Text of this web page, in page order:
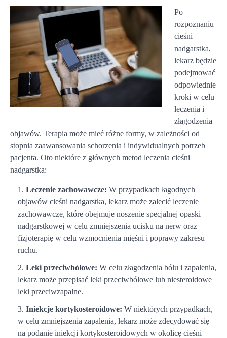
Po
rozpoznaniu
cieśni
nadgarstka,
lekarz będzie
podejmować
odpowiednie
kroki w celu
leczenia i
złagodzenia
objawów. Terapia może mieć różne formy, w zależności od
stopnia zaawansowania schorzenia i indywidualnych potrzeb
pacjenta. Oto niektóre z głównych metod leczenia cieśni
nadgarstka:
Leczenie zachowawcze: W przypadkach łagodnych
objawów cieśni nadgarstka, lekarz może zalecić leczenie
zachowawcze, które obejmuje noszenie specjalnej opaski
nadgarstkowej w celu zmniejszenia ucisku na nerw oraz
fizjoterapię w celu wzmocnienia mięśni i poprawy zakresu
ruchu.
Leki przeciwbólowe: W celu złagodzenia bólu i zapalenia,
lekarz może przepisać leki przeciwbólowe lub niesteroidowe
leki przeciwzapalne.
Iniekcje kortykosteroidowe: W niektórych przypadkach,
w celu zmniejszenia zapalenia, lekarz może zdecydować się
na podanie iniekcji kortykosteroidowych w okolicę cieśni